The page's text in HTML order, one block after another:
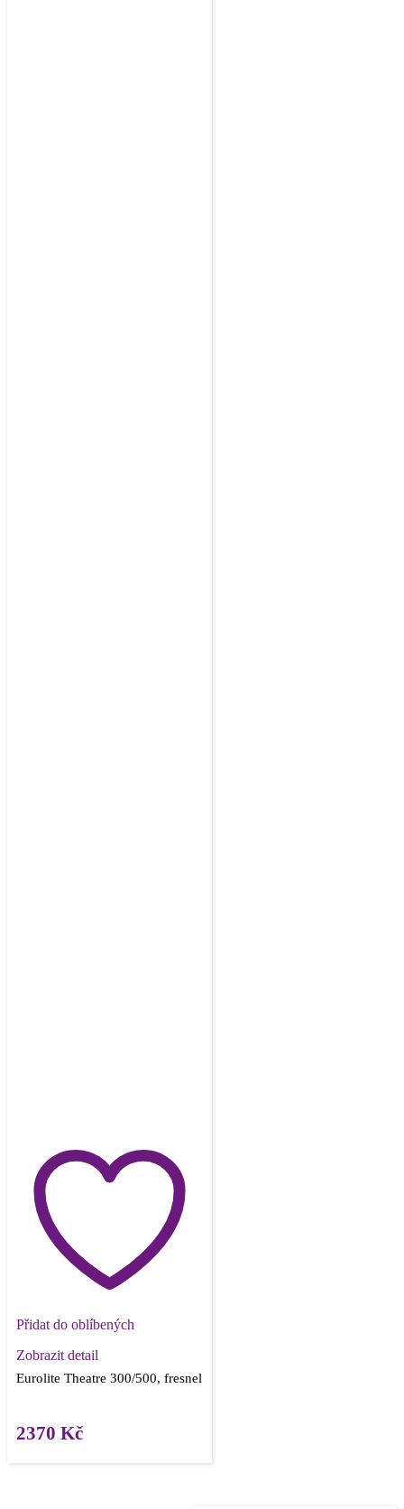
Přidat do oblíbených
Zobrazit detail
Eurolite Theatre 300/500, fresnel
2370 Kč